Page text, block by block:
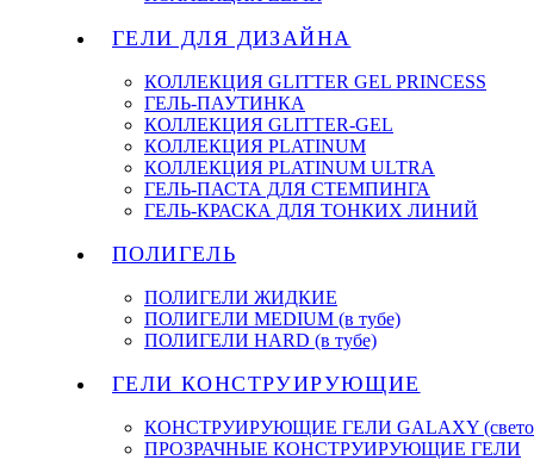
ГЕЛИ ДЛЯ ДИЗАЙНА
КОЛЛЕКЦИЯ GLITTER GEL PRINCESS
ГЕЛЬ-ПАУТИНКА
КОЛЛЕКЦИЯ GLITTER-GEL
КОЛЛЕКЦИЯ PLATINUM
КОЛЛЕКЦИЯ PLATINUM ULTRA
ГЕЛЬ-ПАСТА ДЛЯ СТЕМПИНГА
ГЕЛЬ-КРАСКА ДЛЯ ТОНКИХ ЛИНИЙ
ПОЛИГЕЛЬ
ПОЛИГЕЛИ ЖИДКИЕ
ПОЛИГЕЛИ MEDIUM (в тубе)
ПОЛИГЕЛИ HARD (в тубе)
ГЕЛИ КОНСТРУИРУЮЩИЕ
КОНСТРУИРУЮЩИЕ ГЕЛИ GALAXY
ПРОЗРАЧНЫЕ КОНСТРУИРУЮЩИЕ ГЕЛИ